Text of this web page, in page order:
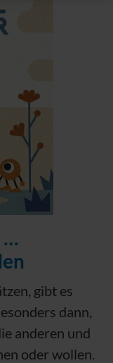
…
gibt es
dann,
anderen und
oder wollen.